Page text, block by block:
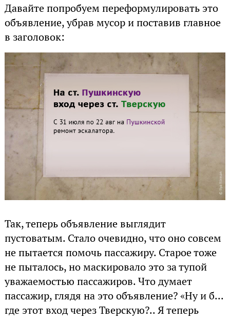
Давайте попробуем переформулировать это
объявление, убрав мусор и поставив главное
в заголовок:
Так, теперь объявление выглядит
пустоватым. Стало очевидно, что оно совсем
не пытается помочь пассажиру. Старое тоже
не пыталось, но маскировало это за тупой
уважаемостью пассажиров. Что думает
пассажир, глядя на это объявление? «Ну и б...
где этот вход через Тверскую?.. Я теперь